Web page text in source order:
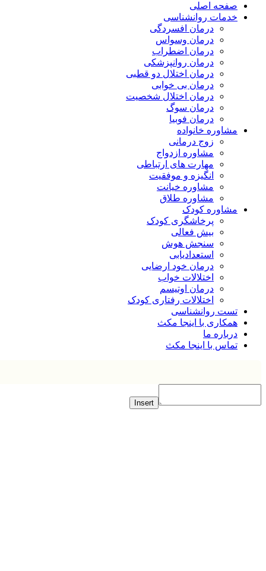
صفحه اصلی
خدمات روانشناسی
درمان افسردگی
درمان وسواس
درمان اضطراب
درمان روانپزشکی
درمان اختلال دو قطبی
درمان بی خوابی
درمان اختلال شخصیت
درمان سوگ
درمان فوبیا
مشاوره خانواده
زوج درمانی
مشاوره ازدواج
مهارت های ارتباطی
انگیزه و موفقیت
مشاوره خیانت
مشاوره طلاق
مشاوره کودک
پرخاشگری کودک
بیش فعالی
سنجش هوش
استعدادیابی
درمان خود ارضایی
اختلالات خواب
درمان اوتیسم
اختلالات رفتاری کودک
تست روانشناسی
همکاری با اینجا مکث
درباره ما
تماس با اینجا مکث
Insert